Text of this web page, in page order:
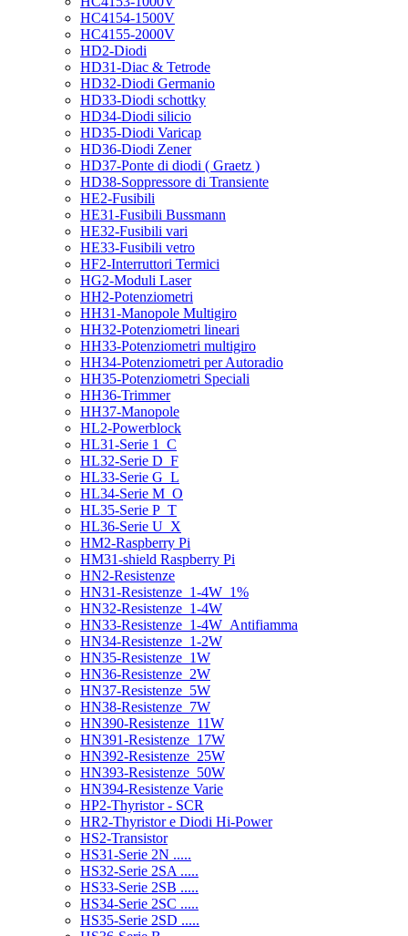
HC4154-1500V
HC4155-2000V
HD2-Diodi
HD31-Diac & Tetrode
HD32-Diodi Germanio
HD33-Diodi schottky
HD34-Diodi silicio
HD35-Diodi Varicap
HD36-Diodi Zener
HD37-Ponte di diodi ( Graetz )
HD38-Soppressore di Transiente
HE2-Fusibili
HE31-Fusibili Bussmann
HE32-Fusibili vari
HE33-Fusibili vetro
HF2-Interruttori Termici
HG2-Moduli Laser
HH2-Potenziometri
HH31-Manopole Multigiro
HH32-Potenziometri lineari
HH33-Potenziometri multigiro
HH34-Potenziometri per Autoradio
HH35-Potenziometri Speciali
HH36-Trimmer
HH37-Manopole
HL2-Powerblock
HL31-Serie 1_C
HL32-Serie D_F
HL33-Serie G_L
HL34-Serie M_O
HL35-Serie P_T
HL36-Serie U_X
HM2-Raspberry Pi
HM31-shield Raspberry Pi
HN2-Resistenze
HN31-Resistenze_1-4W_1%
HN32-Resistenze_1-4W
HN33-Resistenze_1-4W_Antifiamma
HN34-Resistenze_1-2W
HN35-Resistenze_1W
HN36-Resistenze_2W
HN37-Resistenze_5W
HN38-Resistenze_7W
HN390-Resistenze_11W
HN391-Resistenze_17W
HN392-Resistenze_25W
HN393-Resistenze_50W
HN394-Resistenze Varie
HP2-Thyristor - SCR
HR2-Thyristor e Diodi Hi-Power
HS2-Transistor
HS31-Serie 2N .....
HS32-Serie 2SA .....
HS33-Serie 2SB .....
HS34-Serie 2SC .....
HS35-Serie 2SD .....